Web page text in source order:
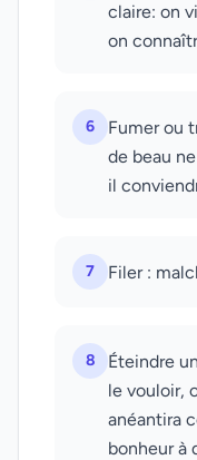
claire: on
on
6
Fumer ou
de beau
il
7 Filer :
8
Éteindre
le vouloir,
anéantira
bonheur à